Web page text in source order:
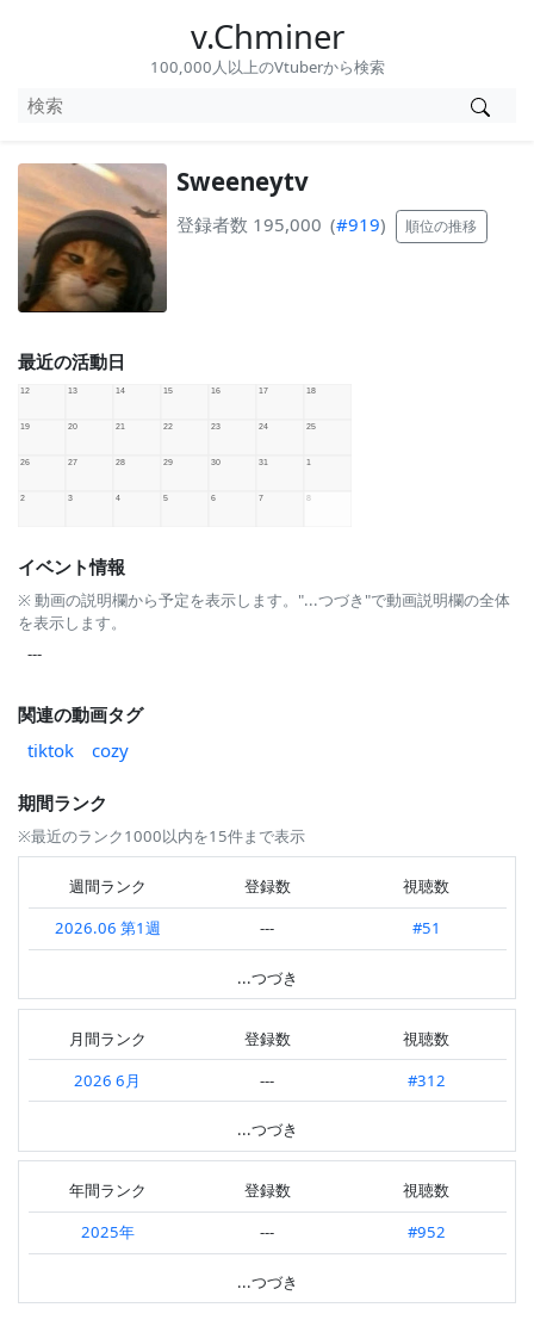
v.Chminer
100,000人以上のVtuberから検索
Sweeneytv
登録者数 195,000 (#919) 順位の推移
最近の活動日
イベント情報
※ 動画の説明欄から予定を表示します。"...つづき"で動画説明欄の全体
を表示します。
---
関連の動画タグ
tiktok
cozy
期間ランク
※最近のランク1000以内を15件まで表示
週間ランク 登録数
視聴数
2026.06 第1週
---
#51
---
2025.12 第2週
---
#4
2025.11 第3週
---
#7
2025.09 第3週
---
2025.06 第3週
#5
2025.05 第3週
---
#3
2025.04 第2週
---
#43
2025.03 第1週
---
#1
...つづき
月間ランク 登録数
視聴数
2026 6月
---
#312
---
2025 12月
---
#44
2025 11月
---
#89
2025 9月
---
...つづき
年間ランク 登録数
視聴数
2025年
---
#952
#538
...つづき